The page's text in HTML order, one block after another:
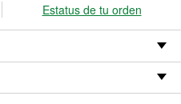
Estatus de tu orden